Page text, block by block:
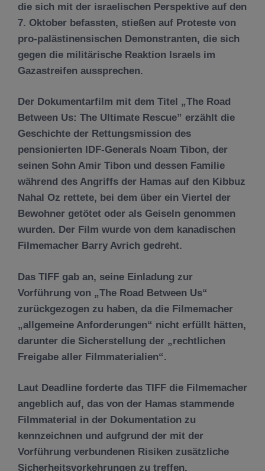
die sich mit der israelischen Perspektive auf den
7. Oktober befassten, stießen auf Proteste von
pro-palästinensischen Demonstranten, die sich
gegen die militärische Reaktion Israels im
Gazastreifen aussprechen.
Der Dokumentarfilm mit dem Titel „The Road
Between Us: The Ultimate Rescue” erzählt die
Geschichte der Rettungsmission des
pensionierten IDF-Generals Noam Tibon, der
seinen Sohn Amir Tibon und dessen Familie
während des Angriffs der Hamas auf den Kibbuz
Nahal Oz rettete, bei dem über ein Viertel der
Bewohner getötet oder als Geiseln genommen
wurden. Der Film wurde von dem kanadischen
Filmemacher Barry Avrich gedreht.
Das TIFF gab an, seine Einladung zur
Vorführung von „The Road Between Us“
zurückgezogen zu haben, da die Filmemacher
„allgemeine Anforderungen“ nicht erfüllt hätten,
darunter die Sicherstellung der „rechtlichen
Freigabe aller Filmmaterialien“.
Laut Deadline forderte das TIFF die Filmemacher
angeblich auf, das von der Hamas stammende
Filmmaterial in der Dokumentation zu
kennzeichnen und aufgrund der mit der
Vorführung verbundenen Risiken zusätzliche
Sicherheitsvorkehrungen zu treffen.